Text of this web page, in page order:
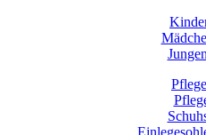
Pflege